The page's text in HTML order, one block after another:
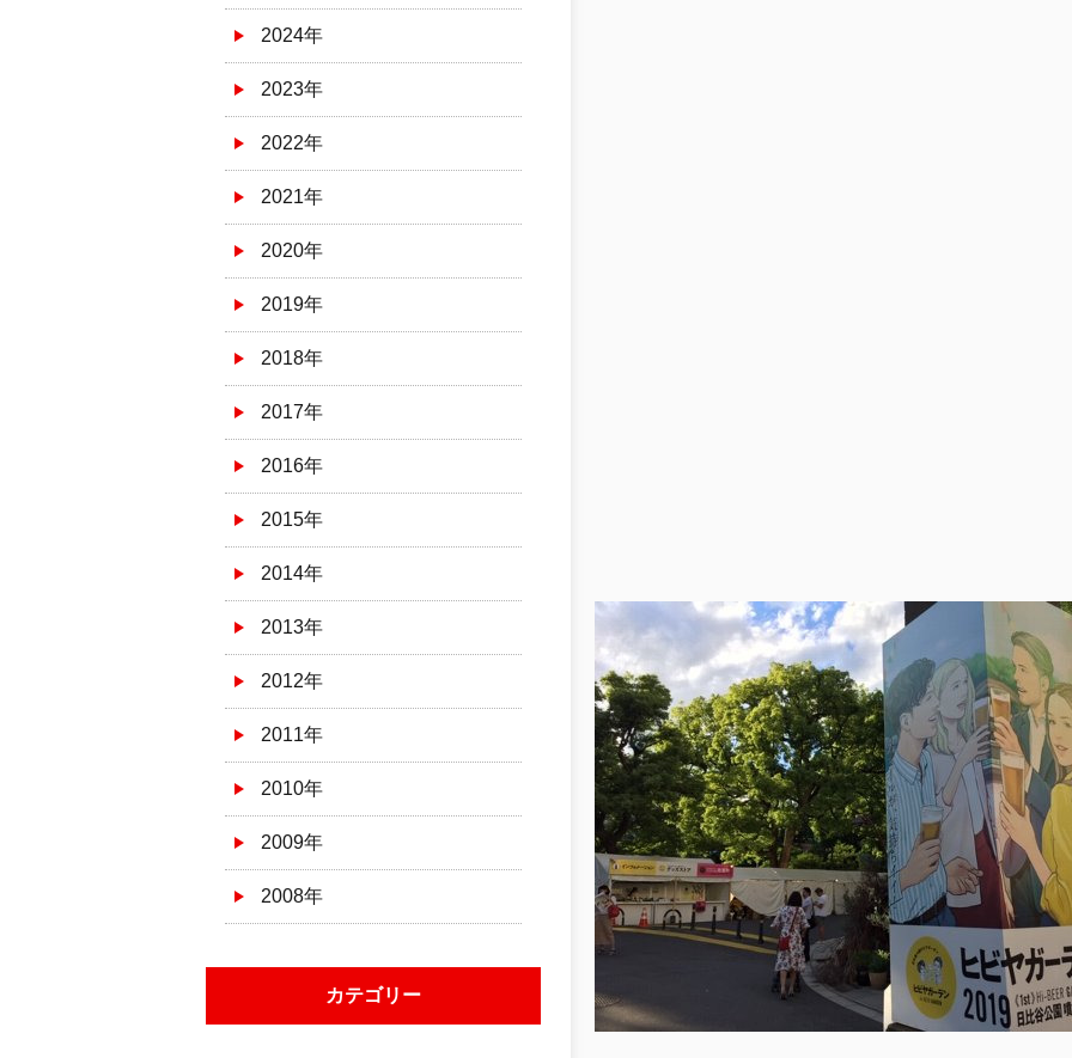
2024年
2023年
2022年
2021年
2020年
2019年
2018年
2017年
2016年
2015年
2014年
2013年
2012年
2011年
2010年
2009年
2008年
カテゴリー